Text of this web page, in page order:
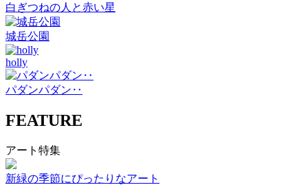
白ぎつねの人と赤い星
城岳公園
holly
パダンパダン‥
FEATURE
アート特集
新緑の季節にぴったりなアート